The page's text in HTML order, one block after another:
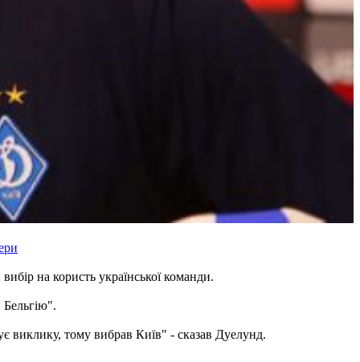
на користь української команди.
виклику, тому вибрав Київ" - сказав Дуелунд.